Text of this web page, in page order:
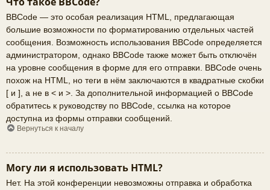
BBCode — это особая реализация HTML, предлагающая
большие возможности по форматированию отдельных частей
сообщения. Возможность использования BBCode определяется
администратором, однако BBCode также может быть отключён
на уровне сообщения в форме для его отправки. BBCode очень
похож на HTML, но теги в нём заключаются в квадратные скобки
[ и ], а не в < и >. За дополнительной информацией о BBCode
обратитесь к руководству по BBCode, ссылка на которое
доступна из формы отправки сообщений.
Вернуться к началу
Могу ли я использовать HTML?
Нет. На этой конференции невозможны отправка и обработка